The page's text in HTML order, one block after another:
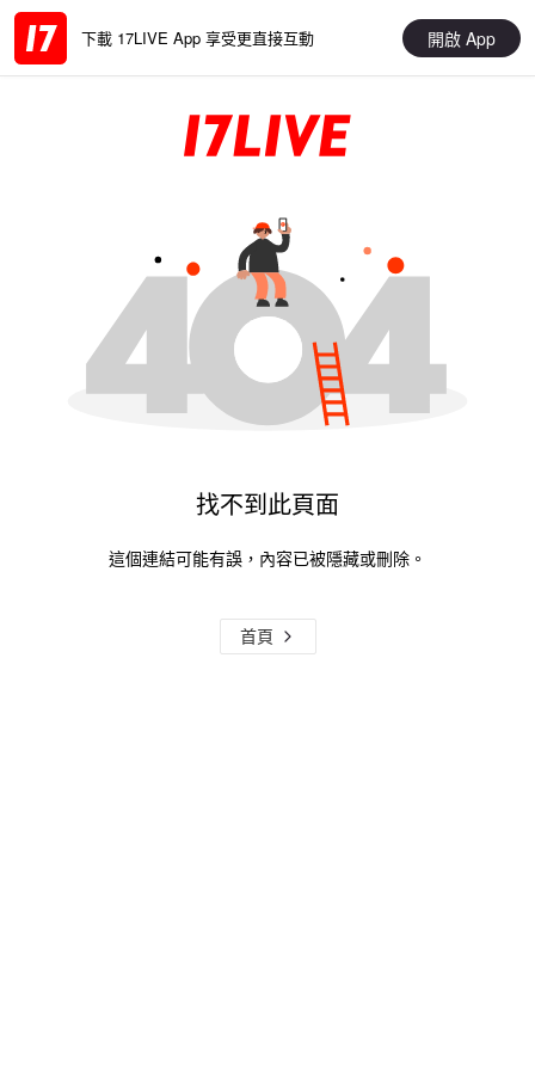
下載 17LIVE App 享受更直接互動 開啟 App
找不到此頁面
這個連結可能有誤，內容已被隱藏或刪除。
首頁